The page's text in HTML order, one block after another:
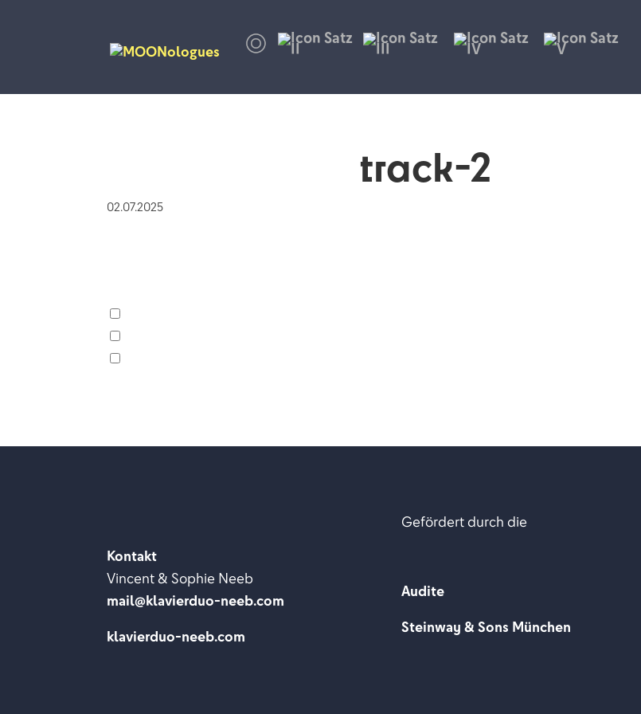
track-2
02.07.2025
Kontakt
Vincent & Sophie Neeb
mail@klavierduo-neeb.com
klavierduo-neeb.com
Gefördert durch die
Audite
Steinway & Sons München